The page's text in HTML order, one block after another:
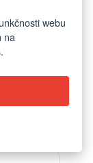
- Pastel
webu
na